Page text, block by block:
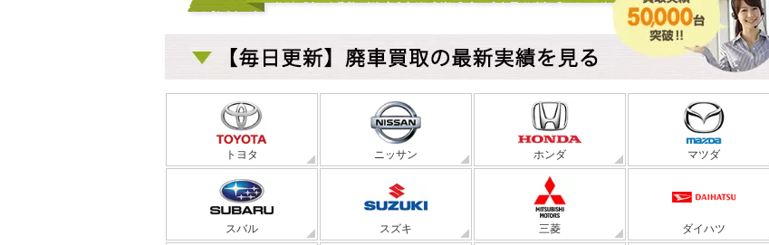
トヨタ ニッサン ホンダ マツダ
スバル スズキ 三菱 ダイハツ